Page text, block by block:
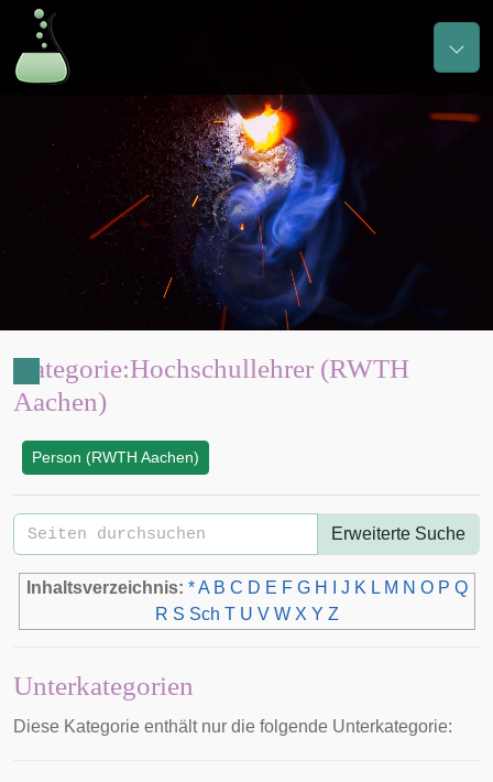
Kategorie:Hochschullehrer (RWTH
Aachen)
Person (RWTH Aachen)
Erweiterte Suche
Inhaltsverzeichnis: * A B C D E F G H J K L M N O P Q
R S Sch T U V W X Y Z
Unterkategorien
Diese Kategorie enthält nur die folgende Unterkategorie: